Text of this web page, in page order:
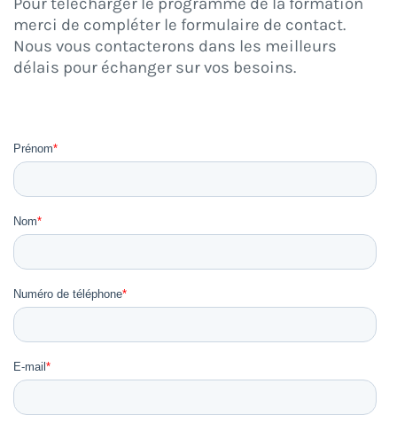
merci de compléter le formulaire de contact.
Nous vous contacterons dans les meilleurs
délais pour échanger sur vos besoins.